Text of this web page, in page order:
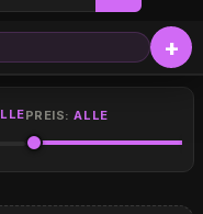
PREIS:ALLE